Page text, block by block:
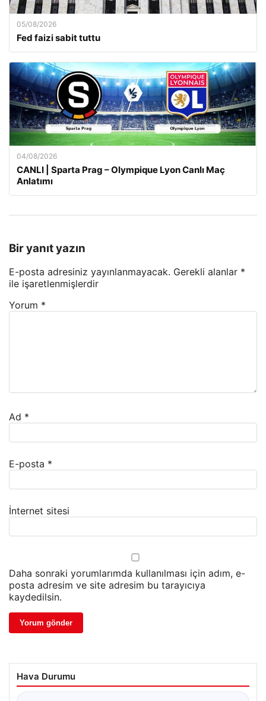
05/08/2026
Fed faizi sabit tuttu
04/08/2026
CANLI | Sparta Prag – Olympique Lyon Canlı Maç
Anlatımı
Bir yanıt yazın
E-posta adresiniz yayınlanmayacak. Gerekli alanlar *
ile işaretlenmişlerdir
Yorum *
Ad *
E-posta *
İnternet sitesi
Daha sonraki yorumlarımda kullanılması için adım, e-
posta adresim ve site adresim bu tarayıcıya
kaydedilsin.
Hava Durumu